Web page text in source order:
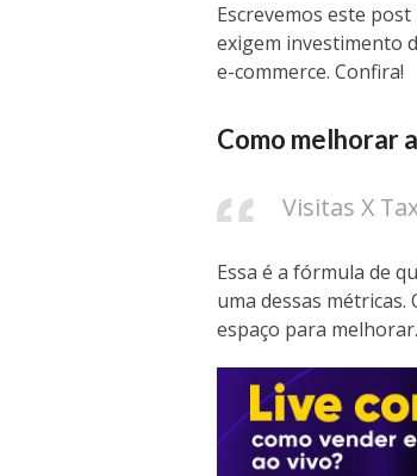
Escrevemos este
exigem investimento
e-commerce. Confira!
Como melhorar
Visitas X
Essa é a fórmula de
uma dessas
espaço para melhorar.